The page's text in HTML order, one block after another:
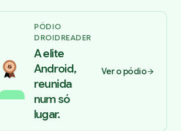
PÓDIO
DROIDREADER
A elite
Android,
reunida
num só
lugar.
Ver o pódio